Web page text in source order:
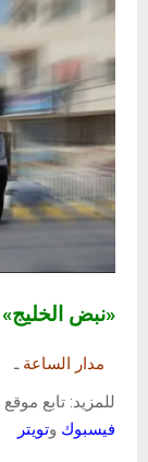
«نبض الخليج»
مدار الساعةـ
للمزيد: تابع موقع
فيسبوك وتويتر